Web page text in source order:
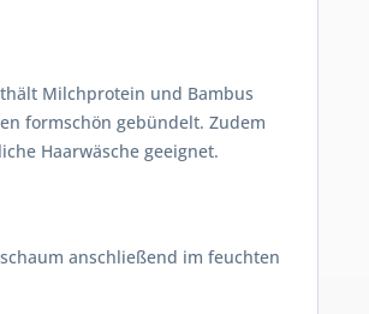
Milchprotein und Bambus
formschön gebündelt. Zudem
Haarwäsche geeignet.
anschließend im feuchten